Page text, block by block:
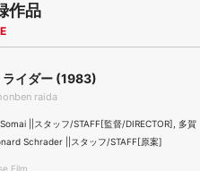
作品
ライダー (1983)
raida
||スタッフ/STAFF[監督/DIRECTOR], 多
Schrader ||スタッフ/STAFF[原案]
Film